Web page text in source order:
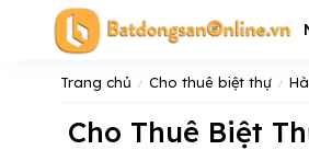
Trang chủ Cho thuê biệt thự
Cho Thuê Biệt